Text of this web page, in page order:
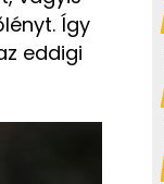
Így
eddigi